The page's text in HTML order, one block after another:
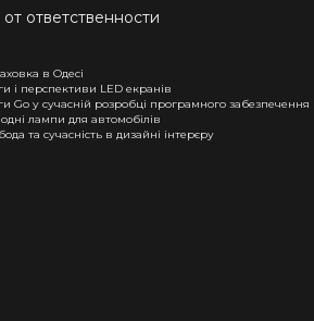
ответственности
в Одесі
і перспективи LED екранів
Go у сучасній розробці програмного забезпечення
лампи для автомобілів
та сучасність в дизайні інтерєру